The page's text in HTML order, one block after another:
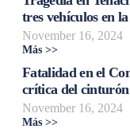
tres vehículos en
November 16, 2024
Más >>
Fatalidad en el
crítica del
November 16, 2024
Más >>